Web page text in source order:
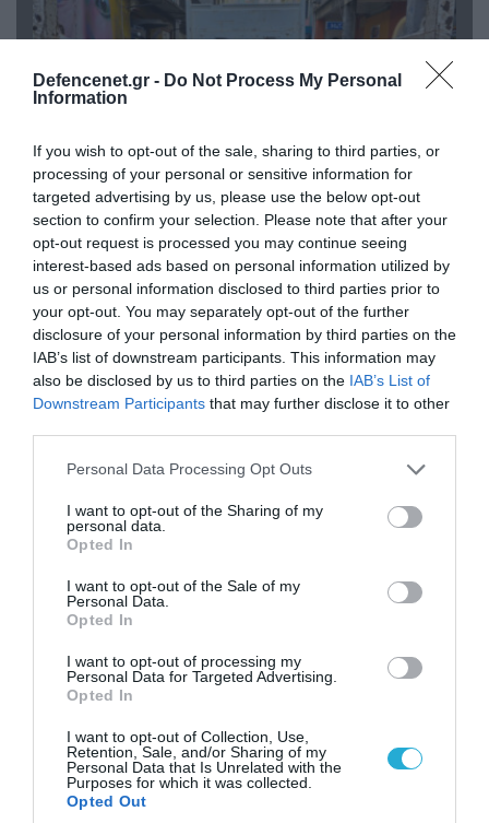
Defencenet.gr - Do Not Process My Personal
Information
If you wish to opt-out of the sale, sharing to third parties, or
processing of your personal or sensitive information for
targeted advertising by us, please use the below opt-out
section to confirm your selection. Please note that after your
opt-out request is processed you may continue seeing
interest-based ads based on personal information utilized by
us or personal information disclosed to third parties prior to
your opt-out. You may separately opt-out of the further
disclosure of your personal information by third parties on the
IAB’s list of downstream participants. This information may
also be disclosed by us to third parties on the IAB’s List of
Downstream Participants that may further disclose it to other
Please note that this website/app uses one or more Google
not limited to your visit or usage behaviour. You may click to
grant or deny consent to Google and its third-party tags to
use your data for below specified purposes in below Google
consent section.
Personal Data Processing Opt Outs
I want to opt-out of the Sharing of my
personal data.
Opted In
I want to opt-out of the Sale of my
Personal Data.
Opted In
I want to opt-out of processing my
Personal Data for Targeted Advertising.
Opted In
I want to opt-out of Collection, Use,
Retention, Sale, and/or Sharing of my
Personal Data that Is Unrelated with the
Purposes for which it was collected.
Opted Out
06.08.2026 | 14:02
«Επιχείρηση ελεύθερα πεζοδρόμια» στην
Αθήνα: Απομακρύνθηκαν παράνομα
αντικείμενα από κοινόχρηστους χώρους
06.08.2026 | 09:03
«Οι εντελώς αθώοι»: Η ανάρτηση του Αρκά για
τα ζώα που χάθηκαν στις πυρκαγιές της
Αττικής (φωτο)